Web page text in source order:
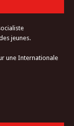
jeunes.
une Internationale